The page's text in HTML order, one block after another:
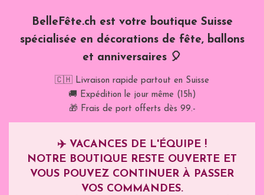
BelleFête.ch est votre boutique Suisse
spécialisée en décorations de fête, ballons
et anniversaires 🎈
🇨🇭 Livraison rapide partout en Suisse
🚚 Expédition le jour même (15h)
🎁 Frais de port offerts dès 99.-
✈️ VACANCES DE L'ÉQUIPE !
NOTRE BOUTIQUE RESTE OUVERTE ET
VOUS POUVEZ CONTINUER À PASSER
VOS COMMANDES.